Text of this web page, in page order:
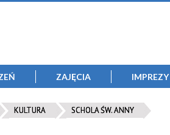
ZAJĘCIA IMPREZY
KULTURA SCHOLA ŚW. ANNY